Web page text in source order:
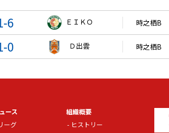
6 ＥＩＫＯ 時之栖B
0 Ｄ出雲 時之栖B
ース
ーグ
組織概要
ヒストリー